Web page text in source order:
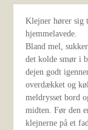
Klejner hører sig
hjemmelavede.
Bland mel,
det kolde smør i
dejen godt
overdækket og
meldrysset bord
midten. Før den
klejnerne på et